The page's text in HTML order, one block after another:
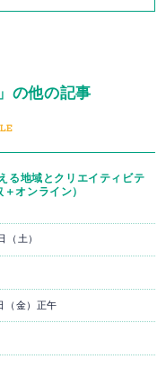
の他の記事
る地域とクリエイティビテ
オンライン）
土）
（金）正午